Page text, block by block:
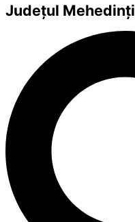
Județul Mehedinți